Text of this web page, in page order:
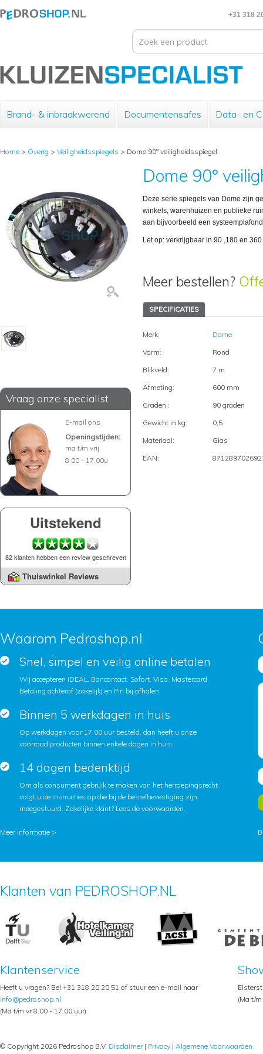
+31 318
Brand- & inbraakwerend Documentensafes Data- en
Home > Overig > Veiligheidsspiegels > Dome 90° veiligheidsspiegel
Vraag onze specialist
E-mail ons
Openingstijden:
ma t/m vrij
8.00 - 17.00u
Uitstekend
82 klanten hebben een review geschreven
Thuiswinkel Reviews
Dome 90°
Deze serie spiegels van Dome zijn
winkels, warenhuizen en publieke
aan bijvoorbeeld een
Let op: verkrijgbaar in 90 ,180 en
Meer bestellen?
SPECIFICATIES
Merk:
Dome
Vorm:
Rond
Blikveld:
7 m
Afmeting:
600 mm
Graden :
90 graden
Gewicht in kg:
0,5
Materiaal:
Glas
EAN:
Waarom Pedroshop.nl
Snel, simpel en veilig online betalen
Wij accepteren iDEAL, Bancontact, Sofort, Visa, Mastercard,
Betaling achteraf (zakelijk) en Pin bij afhalen.
Binnen 5 werkdagen in huis
Op werkdagen voor 17.00 uur besteld, dan heeft u onze
voorraad producten binnen enkele dagen in huis.
14 dagen bedenktijd
Om als consument gebruik te maken van het herroepingsrecht
volgt u de instructies op die bij de bestelbevestiging zijn
meegestuurd. Zakelijke klant? Lees de voorwaarden.
Meer informatie >
Klanten van PEDROSHOP.NL
Klantenservice
Heeft u vragen? Bel +31 318 20 20 51 of stuur een e-mail naar
info@pedroshop.nl
(Ma t/m vr 8.00 - 17.00 uur)
(Ma t/
© Copyright 2026 Pedroshop B.V. Disclaimer| Privacy | Algemene Voorwaarden